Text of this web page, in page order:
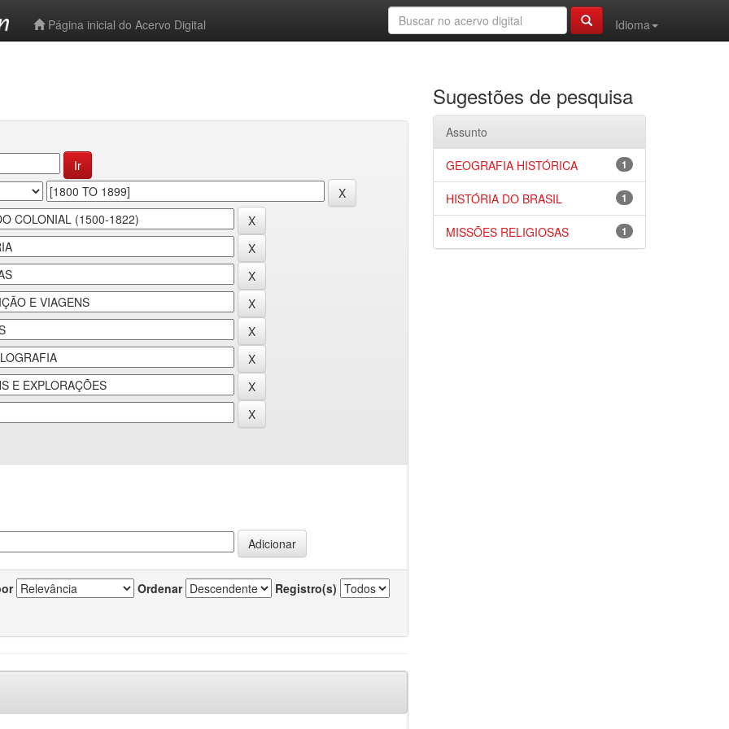
Página inicial do Acervo Digital
Idioma
Ordenar Registro(s)
Sugestões de pesquisa
Assunto
1
GEOGRAFIA HISTÓRICA
1
HISTÓRIA DO BRASIL
1
MISSÕES RELIGIOSAS